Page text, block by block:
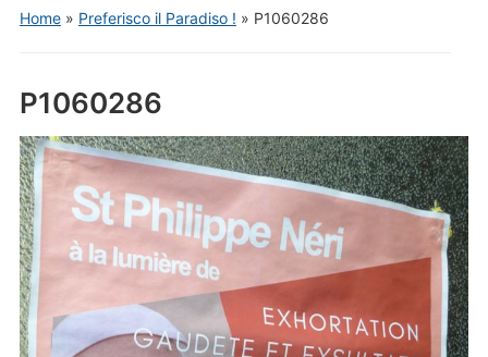
Home» Preferisco il Paradiso ! » P1060286
P1060286